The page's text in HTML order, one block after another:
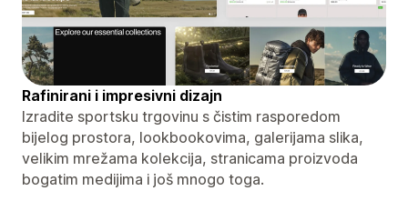
Rafinirani i impresivni dizajn
Izradite sportsku trgovinu s čistim rasporedom
bijelog prostora, lookbookovima, galerijama slika,
velikim mrežama kolekcija, stranicama proizvoda
bogatim medijima i još mnogo toga.